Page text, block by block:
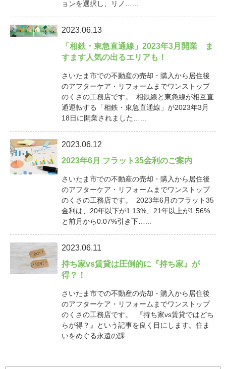
ョンを選択し、リノ…...
2023.06.13
「相鉄・東急直通線」2023年3月開業 ま
すます人気の出るエリアも！
さいたま市での不動産の売却・購入から居住後
のアフターケア・リフォームまでワンストップ
のくさの工務店です。 相鉄線と東急線が相互直
通運転する「相鉄・東急直通線」が2023年3月
18日に開業されました…...
2023.06.12
2023年6月 フラット35金利のご案内
さいたま市での不動産の売却・購入から居住後
のアフターケア・リフォームまでワンストップ
のくさの工務店です。 2023年6月のフラット35
金利は、20年以下が1.13%、21年以上が1.56%
と前月から0.07%引き下…...
2023.06.11
持ち家vs賃貸は圧倒的に『持ち家』が
得？！
さいたま市での不動産の売却・購入から居住後
のアフターケア・リフォームまでワンストップ
のくさの工務店です。 『持ち家vs賃貸ではどち
らが得？』という記事を良く目にします。住ま
いをめぐる永遠の課…...